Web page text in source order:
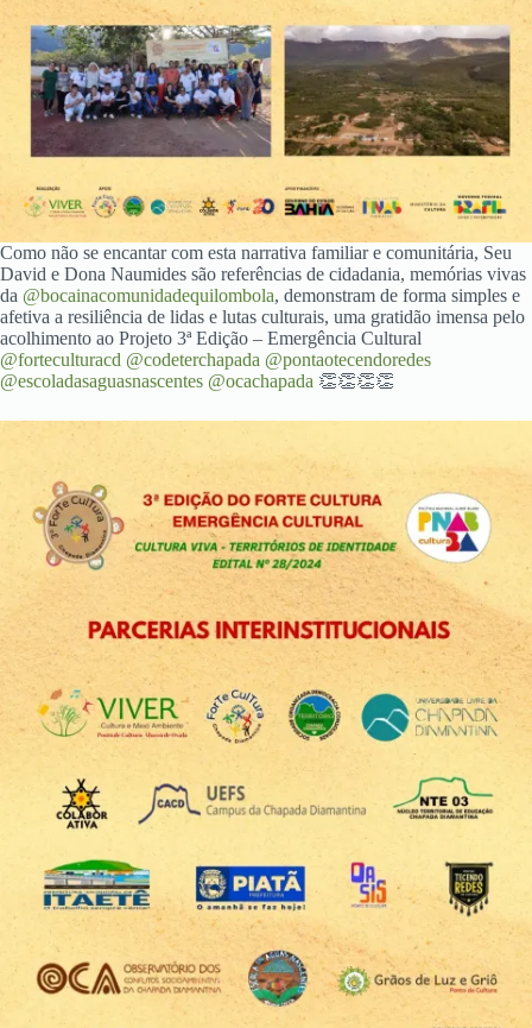
Como não se encantar com esta narrativa familiar e comunitária, Seu
David e Dona Naumides são referências de cidadania, memórias vivas
da @bocainacomunidadequilombola, demonstram de forma simples e
afetiva a resiliência de lidas e lutas culturais, uma gratidão imensa pelo
acolhimento ao Projeto 3ª Edição – Emergência Cultural
@forteculturacd @codeterchapada @pontaotecendoredes
@escoladasaguasnascentes @ocachapada 👏👏👏👏